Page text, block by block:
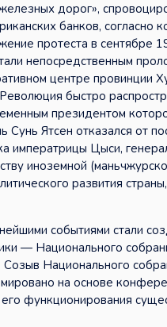
дорог»,
банков, согласно
протеста в сентябре
непосредственным
центре провинции
быстро
президентом
Ятсен отказался от
императрицы Цыси,
иноземной
развития
событиями стали
— Национального
Национального
на основе
функционирования